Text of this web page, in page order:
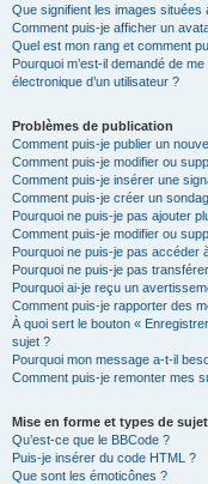
Que signifient les images situées
Comment puis-je afficher un
Quel est mon rang et comment
Pourquoi m’est-il demandé de
électronique d’un utilisateur ?
Problèmes de publication
Comment puis-je publier un
Comment puis-je modifier ou
Comment puis-je insérer une
Comment puis-je créer un
Pourquoi ne puis-je pas ajouter
Comment puis-je modifier ou
Pourquoi ne puis-je pas accéder
Pourquoi ne puis-je pas
Pourquoi ai-je reçu un
Comment puis-je rapporter des
À quoi sert le bouton «
sujet ?
Pourquoi mon message a-t-il
Comment puis-je remonter mes
Mise en forme et types de
Qu’est-ce que le BBCode ?
Puis-je insérer du code HTML ?
Que sont les émoticônes ?